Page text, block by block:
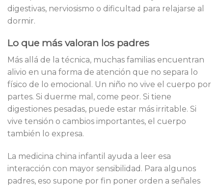
digestivas, nerviosismo o dificultad para relajarse al
dormir.
Lo que más valoran los padres
Más allá de la técnica, muchas familias encuentran
alivio en una forma de atención que no separa lo
físico de lo emocional. Un niño no vive el cuerpo por
partes. Si duerme mal, come peor. Si tiene
digestiones pesadas, puede estar más irritable. Si
vive tensión o cambios importantes, el cuerpo
también lo expresa.
La medicina china infantil ayuda a leer esa
interacción con mayor sensibilidad. Para algunos
padres, eso supone por fin poner orden a señales